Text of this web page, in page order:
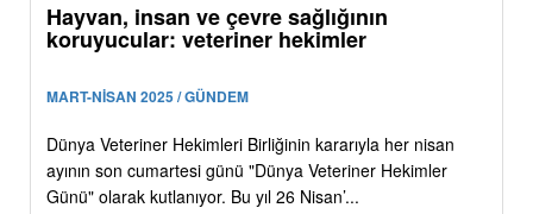
Hayvan, insan ve çevre sağlığının
koruyucular: veteriner hekimler
MART-NİSAN 2025 / GÜNDEM
Dünya Veteriner Hekimleri Birliğinin kararıyla her nisan
ayının son cumartesi günü "Dünya Veteriner Hekimler
Günü" olarak kutlanıyor. Bu yıl 26 Nisan’...